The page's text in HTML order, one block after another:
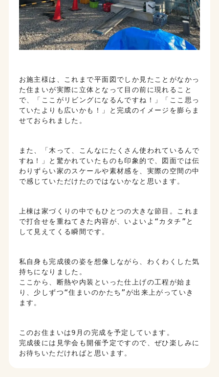
お施主様は、これまで平面図でしか見たことがなかっ
た住まいが実際に立体となって目の前に現れること
で、「ここがリビングになるんですね！」「ここ思っ
ていたよりも広いかも！」と完成のイメージを膨らま
せておられました。
また、「木って、こんなにたくさん使われているんで
すね！」と驚かれていたものも印象的で、図面では伝
わりずらい家のスケールや素材感を、実際の空間の中
で感じていただけたのではないかなと思います。
上棟は家づくりの中でもひとつの大きな節目。これま
で打合せを重ねてきた内容が、いよいよ“カタチ”と
して見えてくる瞬間です。
私自身も完成後の姿を想像しながら、わくわくした気
持ちになりました。
ここから、断熱や内装といった仕上げの工程が始ま
り、少しずつ“住まいのかたち”が出来上がっていき
ます。
このお住まいは9月の完成を予定しています。
完成後には見学会も開催予定ですので、ぜひ楽しみに
お待ちいただければと思います。